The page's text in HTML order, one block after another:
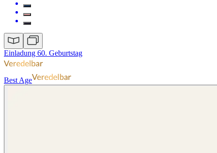
Einladung 60. Geburtstag
Best Age